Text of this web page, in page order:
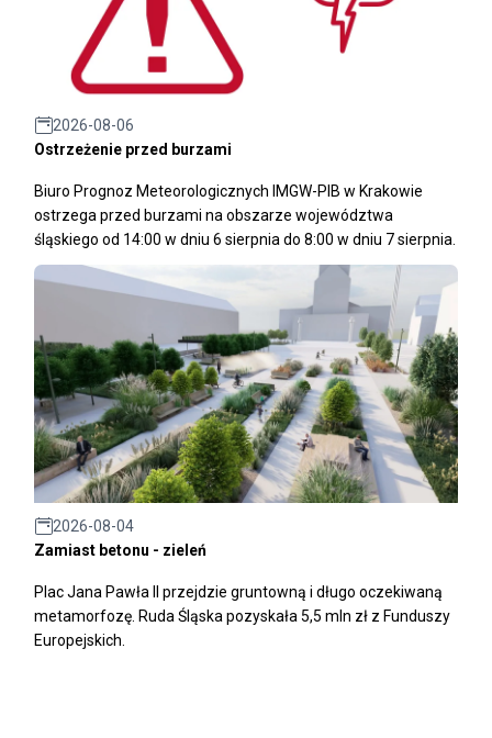
2026-08-06
Ostrzeżenie przed burzami
Biuro Prognoz Meteorologicznych IMGW-PIB w Krakowie
ostrzega przed burzami na obszarze województwa
śląskiego od 14:00 w dniu 6 sierpnia do 8:00 w dniu 7 sierpnia.
2026-08-04
Zamiast betonu - zieleń
Plac Jana Pawła II przejdzie gruntowną i długo oczekiwaną
metamorfozę. Ruda Śląska pozyskała 5,5 mln zł z Funduszy
Europejskich.